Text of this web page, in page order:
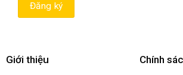
Giới thiệu Chính